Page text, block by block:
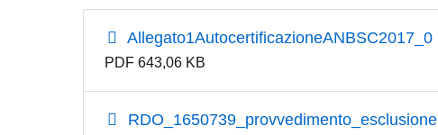
Allegato1AutocertificazioneANBSC2017_0
PDF 643,06 KB
RDO_1650739_provvedimento_esclusione